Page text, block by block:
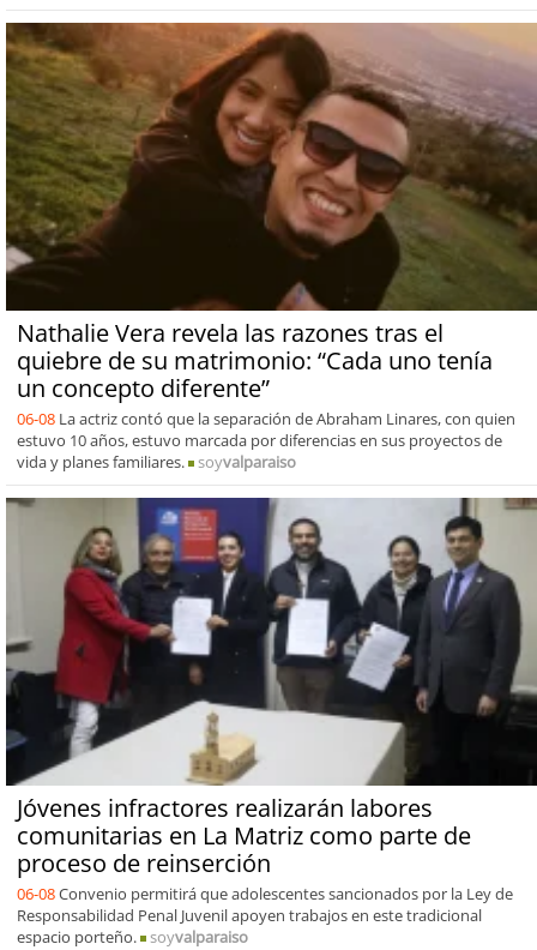
Nathalie Vera revela las razones tras el
quiebre de su matrimonio: “Cada uno tenía
un concepto diferente”
06-08 La actriz contó que la separación de Abraham Linares, con quien
estuvo 10 años, estuvo marcada por diferencias en sus proyectos de
vida y planes familiares.
soyvalparaiso
Jóvenes infractores realizarán labores
comunitarias en La Matriz como parte de
proceso de reinserción
06-08Convenio permitirá que adolescentes sancionados por la Ley de
Responsabilidad Penal Juvenil apoyen trabajos en este tradicional
espacio porteño.
soyvalparaiso